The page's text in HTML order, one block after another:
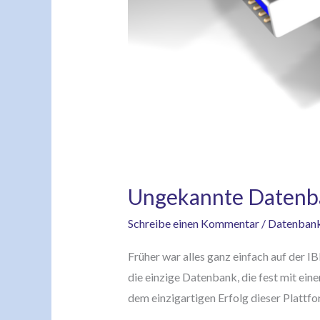
Ungekannte
Schreibe einen Kommentar /
Früher war alles ganz einfach auf der
die einzige Datenbank, die fest mit
dem einzigartigen Erfolg dieser